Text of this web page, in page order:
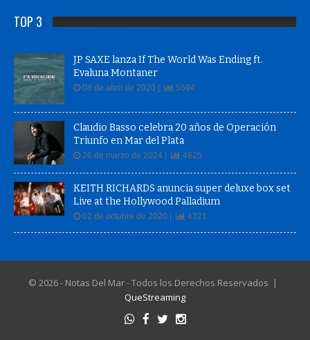
TOP 3
JP SAXE lanza If The World Was Ending ft.
Evaluna Montaner
08 de abril de 2020 | 5594
Claudio Basso celebra 20 años de Operación
Triunfo en Mar del Plata
26 de marzo de 2024 | 4625
KEITH RICHARDS anuncia super deluxe box set
Live at the Hollywood Palladium
02 de octubre de 2020 | 4321
© 2026 - Notas Del Mar - Todos los Derechos Reservados |
QueStreaming